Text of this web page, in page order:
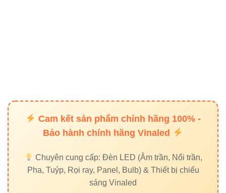
Đèn led chiếu điểm VinaLED 3W V1OSMlà lựa chọn lý
tưởng cho chiếu sáng cảnh quan ngoài trời với độ bền
cao, ánh sáng tập trung và tiết kiệm năng lượng. Sản
phẩm giúp tạo điểm nhấn thẩm mỹ, tăng trải nghiệm thị
giác và giảm chi phí bảo trì.
Cam kết sản phẩm chính hãng 100% -
Bảo hành chính hãng Vinaled
Chuyên cung cấp: Đèn LED (Âm trần, Nổi trần,
Pha, Tuýp, Rọi ray, Panel, Bulb) & Thiết bị chiếu
sáng Vinaled